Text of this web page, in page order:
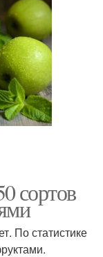
сортов
По статистике